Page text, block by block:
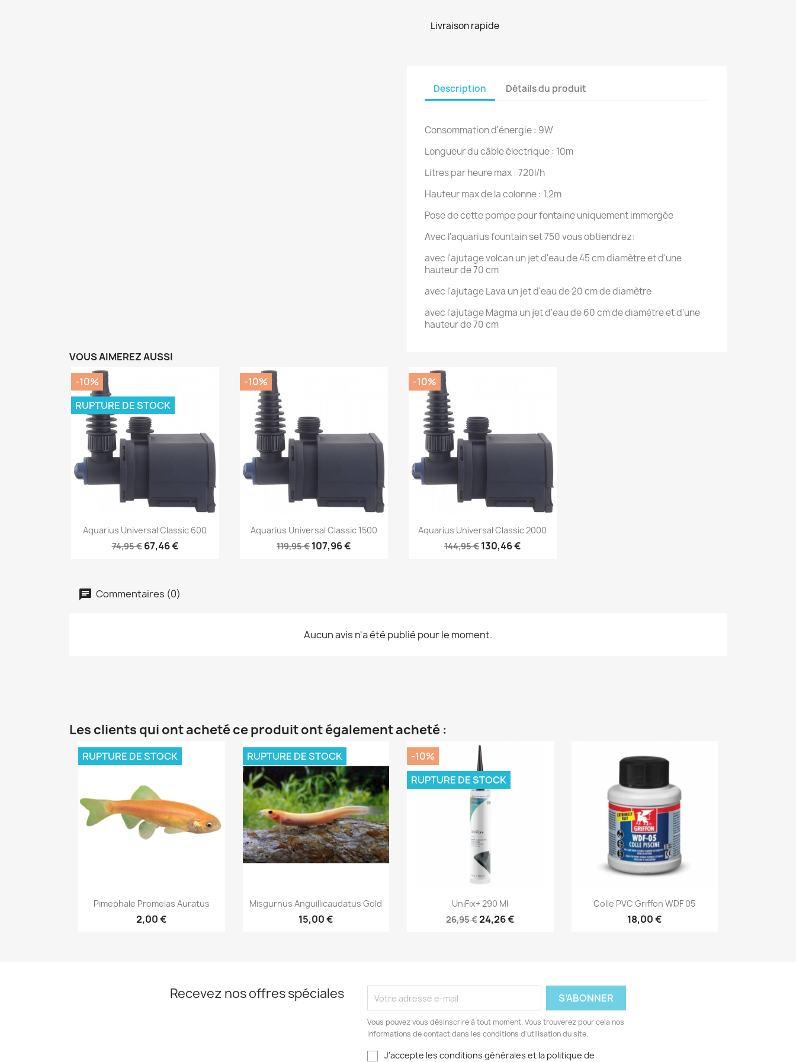
Livraison rapide
Description Détails du produit
Consommation d'énergie : 9W
Longueur du câble électrique : 10m
Litres par heure max : 720l/h
Hauteur max de la colonne : 1.2m
Pose de cette pompe pour fontaine uniquement immergée
Avec l'aquarius fountain set 750 vous obtiendrez:
avec l'ajutage volcan un jet d'eau de 45 cm diamètre et d'une
hauteur de 70 cm
avec l'ajutage Lava un jet d'eau de 20 cm de diamètre
avec l'ajutage Magma un jet d'eau de 60 cm de diamètre et d'une
hauteur de 70 cm
VOUS AIMEREZ AUSSI
 Aperçu rapide
Aquarius Universal Classic 600
74,95 € 67,46 €
-10%
RUPTURE DE STOCK
 Aperçu rapide
Aquarius Universal Classic 1500
119,95 € 107,96 €
-10%
 Aperçu rapide
Aquarius Universal Classic 2000
144,95 € 130,46 €
-10%
Commentaires (0)
Aucun avis n'a été publié pour le moment.
Les clients qui ont acheté ce produit ont également acheté :
Aperçu rapide
Pimephale Promelas Auratus
2,00 €
RUPTURE DE STOCK
Aperçu rapide
Misgurnus Anguillicaudatus Gold
15,00 €
RUPTURE DE STOCK
 Aperçu rapide
UniFix+ 290 Ml
26,95 €24,26 €
-10%
RUPTURE DE STOCK
Aperçu rapide
Colle PVC Griffon WDF 05
18,00 €
Recevez nos offres spéciales
Vous pouvez vous désinscrire à tout moment. Vous trouverez pour cela nos
informations de contact dans les conditions d'utilisation du site.
J'accepte les conditions générales et la politique de